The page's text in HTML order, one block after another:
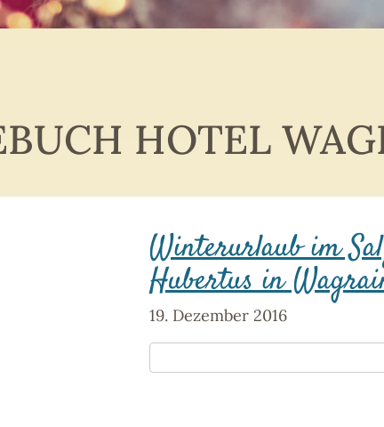
HOTEL
Winterurlaub im
Hubertus in
19. Dezember 2016